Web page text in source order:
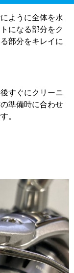
ように全体を水
になる部分をク
部分をキレイに
すぐにクリーニ
準備時に合わせ
。